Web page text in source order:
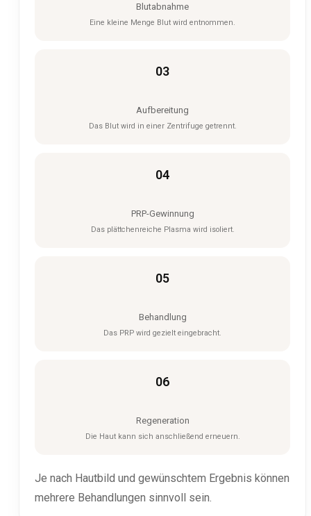
Blutabnahme
Eine kleine Menge Blut wird entnommen.
03
Aufbereitung
Das Blut wird in einer Zentrifuge getrennt.
04
PRP-Gewinnung
Das plättchenreiche Plasma wird isoliert.
05
Behandlung
Das PRP wird gezielt eingebracht.
06
Regeneration
Die Haut kann sich anschließend erneuern.
Je nach Hautbild und gewünschtem Ergebnis können
mehrere Behandlungen sinnvoll sein.